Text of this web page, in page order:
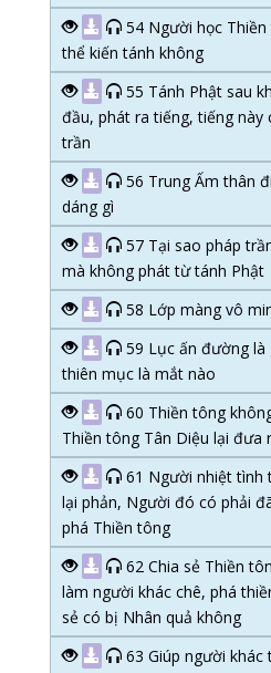
54 Người học
thể kiến tánh không
55 Tánh Phật sau
đầu, phát ra tiếng, tiếng này
trần
56 Trung Ấm thân
dáng gì
57 Tại sao pháp
mà không phát từ tánh Phật
58 Lớp màng vô
59 Lục ấn đường
thiên mục là mắt nào
60 Thiền tông
Thiền tông Tân Diệu lại đưa
61 Người nhiệt tình
lại phản, Người đó có phải
phá Thiền tông
62 Chia sẻ Thiền
làm người khác chê, phá
sẻ có bị Nhân quả không
63 Giúp người